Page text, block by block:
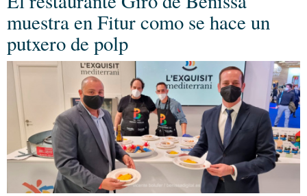
muestra en Fitur como se hace un
putxero de polp